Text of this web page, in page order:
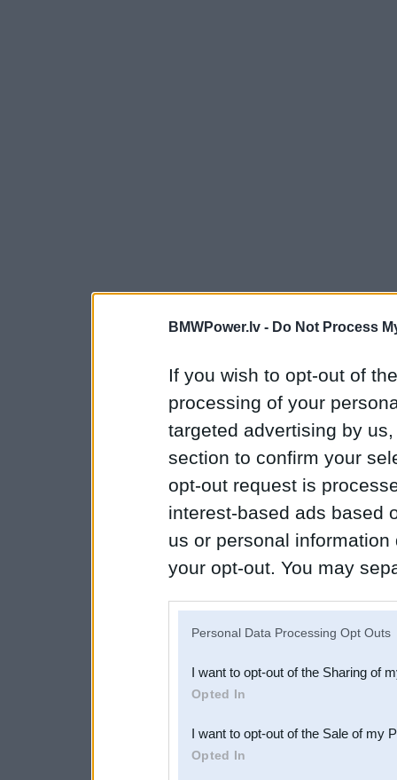
BMWPower.lv - Do Not Process
If you wish to opt-out of
processing of your
targeted advertising by
section to confirm your
opt-out request is
interest-based ads based
us or personal
your opt-out. You may
Downstream Participants
third parties.
Personal Data Processing Opt Outs
I want to opt-out of the Sharing of
Opted In
I want to opt-out of the Sale of my
Opted In